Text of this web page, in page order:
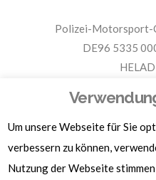
Polizei-Motorsport-
DE96 5335
Für
Um unsere Webseite für Sie
verbessern zu können,
Nutzung der Webseite